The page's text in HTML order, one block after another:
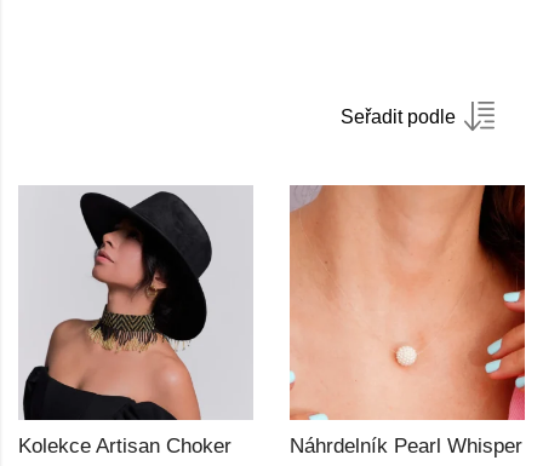
Seřadit podle
Kolekce Artisan Choker Náhrdelník Pearl Whisper